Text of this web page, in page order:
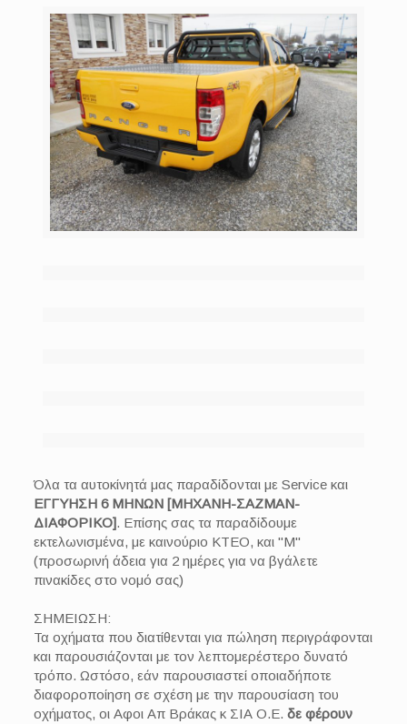
Όλα τα αυτοκίνητά μας παραδίδονται με Service και
ΕΓΓΥΗΣΗ 6 ΜΗΝΩΝ [ΜΗΧΑΝΗ-ΣΑΖΜΑΝ-
ΔΙΑΦΟΡΙΚΟ]. Επίσης σας τα παραδίδουμε
εκτελωνισμένα, με καινούριο ΚΤΕΟ, και "Μ"
(προσωρινή άδεια για 2 ημέρες για να βγάλετε
πινακίδες στο νομό σας)
ΣΗΜΕΙΩΣΗ:
Τα οχήματα που διατίθενται για πώληση περιγράφονται
και παρουσιάζονται με τον λεπτομερέστερο δυνατό
τρόπο. Ωστόσο, εάν παρουσιαστεί οποιαδήποτε
διαφοροποίηση σε σχέση με την παρουσίαση του
οχήματος, οι Αφοι Απ Βράκας κ ΣΙΑ Ο.Ε.δε φέρουν